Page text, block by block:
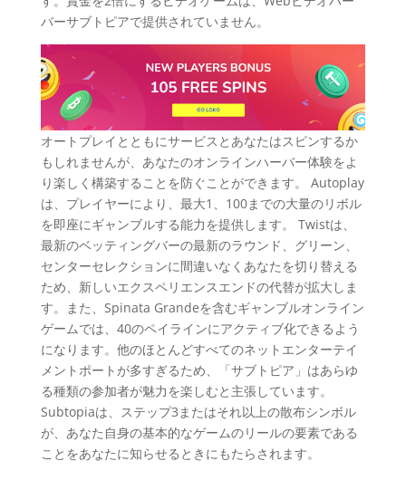
バーサブトピアで提供されていません。
オートプレイとともにサービスとあなたはスピンするか
もしれませんが、あなたのオンラインハーバー体験をよ
り楽しく構築することを防ぐことができます。 Autoplay
は、プレイヤーにより、最大1、100までの大量のリボル
を即座にギャンブルする能力を提供します。 Twistは、
最新のベッティングバーの最新のラウンド、グリーン、
センターセレクションに間違いなくあなたを切り替える
ため、新しいエクスペリエンスエンドの代替が拡大しま
す。また、Spinata Grandeを含むギャンブルオンライン
ゲームでは、40のペイラインにアクティブ化できるよう
になります。他のほとんどすべてのネットエンターテイ
メントポートが多すぎるため、「サブトピア」はあらゆ
る種類の参加者が魅力を楽しむと主張しています。
Subtopiaは、ステップ3またはそれ以上の散布シンボル
が、あなた自身の基本的なゲームのリールの要素である
ことをあなたに知らせるときにもたらされます。